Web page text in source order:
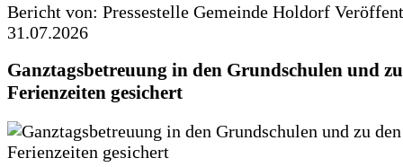
Bericht von: Pressestelle Gemeinde Holdorf
31.07.2026
Ganztagsbetreuung in den Grundschulen und
Ferienzeiten gesichert